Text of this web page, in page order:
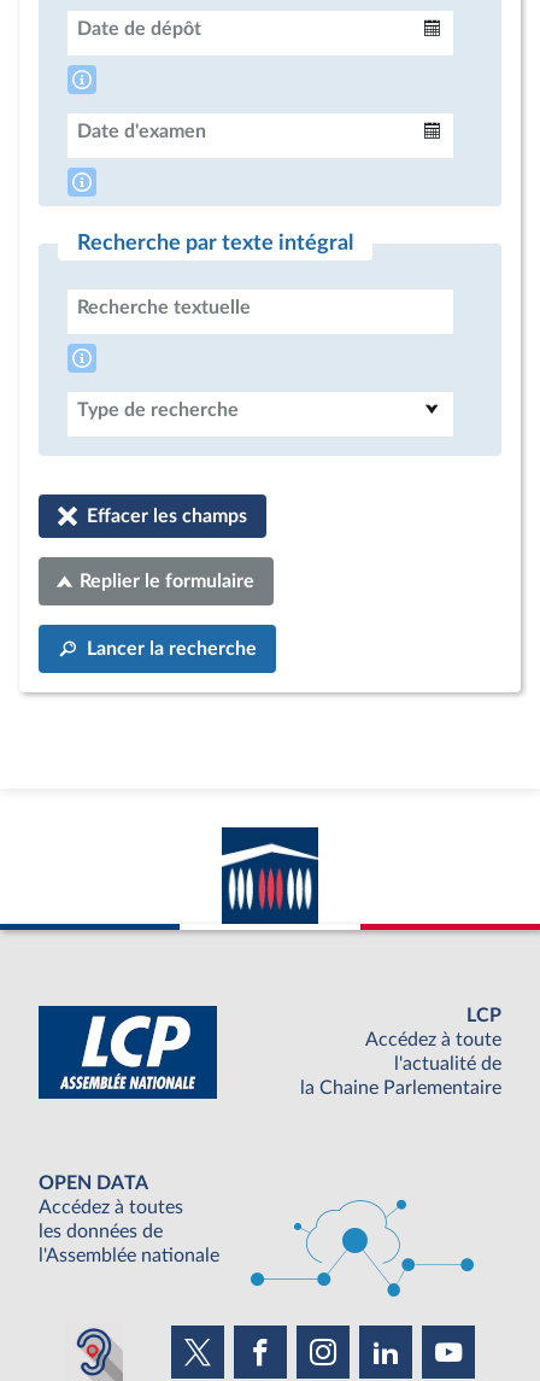
Date de dépôt
Date d'examen
Recherche par texte intégral
Recherche textuelle
Type de recherche
Effacer les champs
Replier le formulaire
Lancer la recherche
LCP
Accédez à toute
l'actualité de
la Chaine Parlementaire
OPEN DATA
Accédez à toutes
les données de
l'Assemblée nationale